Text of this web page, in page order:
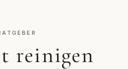
reinigen